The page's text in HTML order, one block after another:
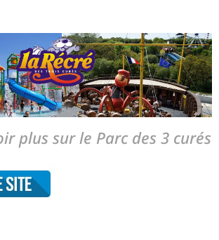
plus sur le Parc des 3 curés